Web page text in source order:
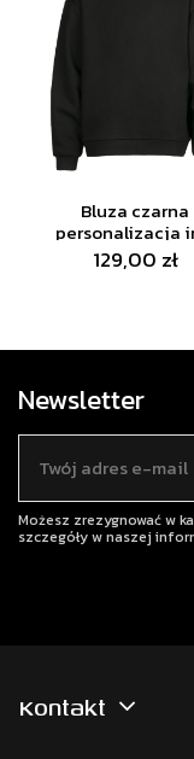
Bluza czarna
personalizacja
129,00 zł
Newsletter
Możesz zrezygnować w
szczegóły w naszej
Kontakt